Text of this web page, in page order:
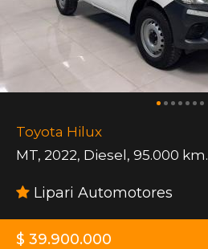
Toyota Hilux
MT, 2022, Diesel, 95.000 km.
Lipari Automotores
$ 39.900.000